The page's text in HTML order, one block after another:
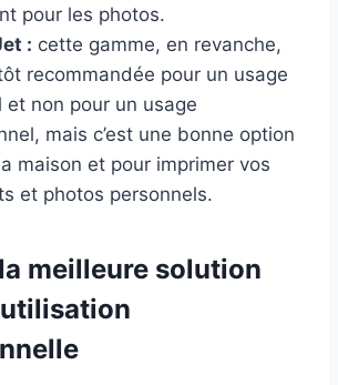
pour les photos.
: cette gamme, en revanche,
recommandée pour un usage
et non pour un usage
mais c’est une bonne option
maison et pour imprimer vos
et photos personnels.
meilleure solution